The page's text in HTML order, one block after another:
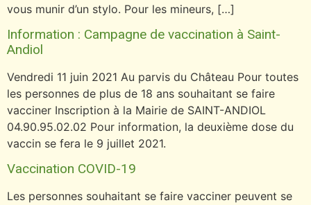
vous munir d’un stylo. Pour les mineurs, […]
Information : Campagne de vaccination à Saint-
Andiol
Vendredi 11 juin 2021 Au parvis du Château Pour toutes
les personnes de plus de 18 ans souhaitant se faire
vacciner Inscription à la Mairie de SAINT-ANDIOL
04.90.95.02.02 Pour information, la deuxième dose du
vaccin se fera le 9 juillet 2021.
Vaccination COVID-19
Les personnes souhaitant se faire vacciner peuvent se